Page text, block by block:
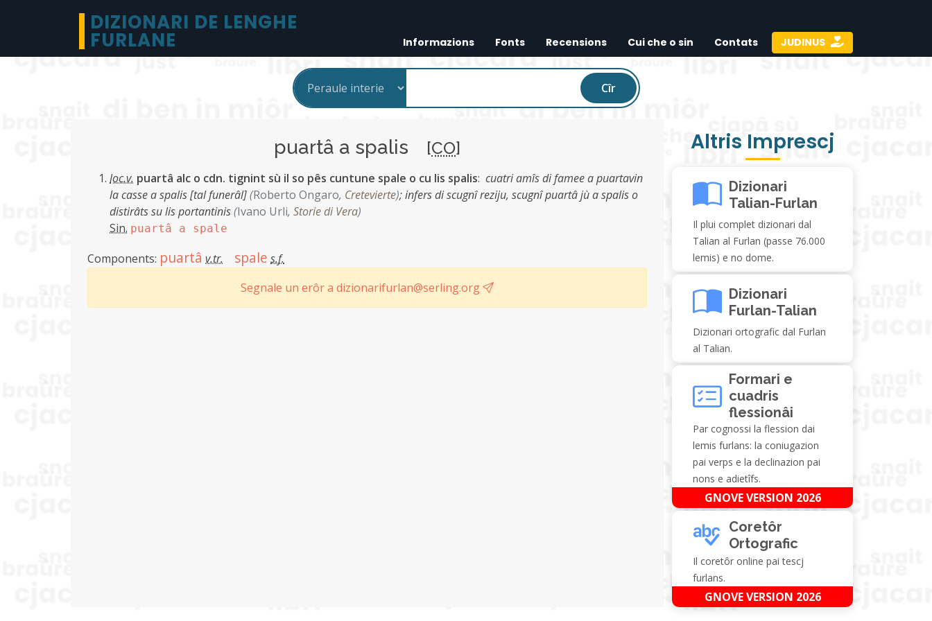
DIZIONARI DE LENGHE
FURLANE Informazions Fonts Recensions Cui che o sin Contats JUDINUS
Cîr
puartâ a spalis [CO]
loc.v. puartâ alc o cdn. tignint sù il so pês cuntune spale o cu lis spalis: cuatri amîs di famee a puartavin
la casse a spalis [tal funerâl](Roberto Ongaro, Cretevierte);infers di scugnî reziju, scugnî puartâ jù a spalis o
distirâts su lis portantinis(Ivano Urli, Storie di Vera)
Sin. puartâ a spale
Components: puartâ v.tr. spale s.f.
Segnale un erôr a dizionarifurlan@serling.org
Altris Imprescj
Dizionari
Talian-Furlan
Il plui complet dizionari dal
Talian al Furlan (passe 76.000
lemis) e no dome.
Dizionari
Furlan-Talian
Dizionari ortografic dal Furlan
al Talian.
Formari e
cuadris
flessionâi
Par cognossi la flession dai
lemis furlans: la coniugazion
pai verps e la declinazion pai
nons e adietîfs.
GNOVE VERSION 2026
Coretôr
Ortografic
Il coretôr online pai tescj
furlans.
GNOVE VERSION 2026